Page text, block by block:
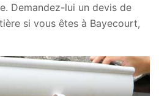
Demandez-lui un devis de
si vous êtes à Bayecourt,